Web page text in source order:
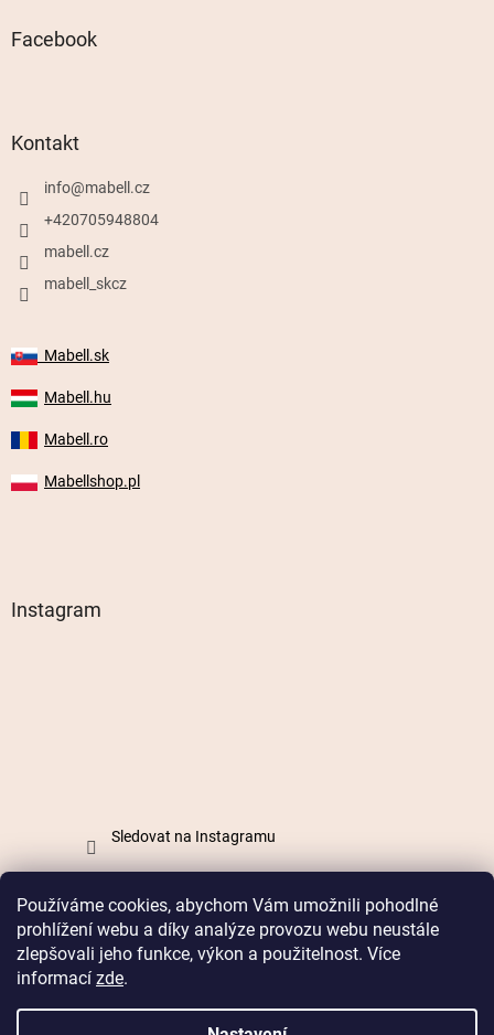
Používáme cookies, abychom Vám umožnili pohodlné
prohlížení webu a díky analýze provozu webu neustále
zlepšovali jeho funkce, výkon a použitelnost. Více
informací zde.
Facebook
Kontakt
info@mabell.cz
+420705948804
mabell.cz
mabell_skcz
Mabell.sk
Mabell.hu
Mabell.ro
Mabellshop.pl
Instagram
Sledovat na Instagramu
Vytvořil Shoptet
Copyright 2026